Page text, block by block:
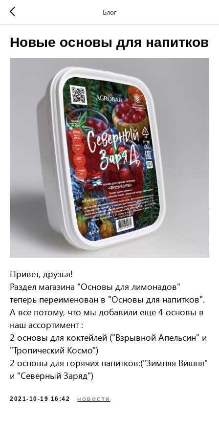
Блог
Новые основы для напитков
Привет, друзья!
Раздел магазина "Основы для лимонадов"
теперь переименован в "Основы для напитков".
А все потому, что мы добавили еще 4 основы в
наш ассортимент :
2 основы для коктейлей ("Взрывной Апельсин" и
"Тропический Космо")
2 основы для горячих напитков:("Зимняя Вишня"
и "Северный Заряд")
2021-10-19 16:42 НОВОСТИ